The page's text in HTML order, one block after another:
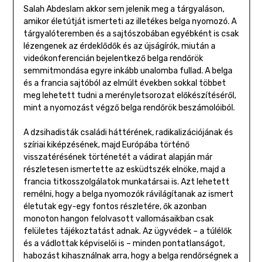
Géza
Salah Abdeslam akkor sem jelenik meg a tárgyaláson,
amikor életútját ismerteti az illetékes belga nyomozó. A
tárgyalóteremben és a sajtószobában egyébként is csak
lézengenek az érdeklődők és az újságírók, miután a
videókonferencián bejelentkező belga rendőrök
semmitmondása egyre inkább unalomba fullad. A belga
és a francia sajtóból az elmúlt években sokkal többet
meg lehetett tudni a merényletsorozat előkészítéséről,
mint a nyomozást végző belga rendőrök beszámolóiból.
A dzsihadisták családi háttérének, radikalizációjának és
szíriai kiképzésének, majd Európába történő
visszatérésének történetét a vádirat alapján már
részletesen ismertette az esküdtszék elnöke, majd a
francia titkosszolgálatok munkatársai is. Azt lehetett
remélni, hogy a belga nyomozók rávilágítanak az ismert
életutak egy-egy fontos részletére, ők azonban
monoton hangon felolvasott vallomásaikban csak
felületes tájékoztatást adnak. Az ügyvédek – a túlélők
és a vádlottak képviselői is – minden pontatlanságot,
habozást kihasználnak arra, hogy a belga rendőrségnek a